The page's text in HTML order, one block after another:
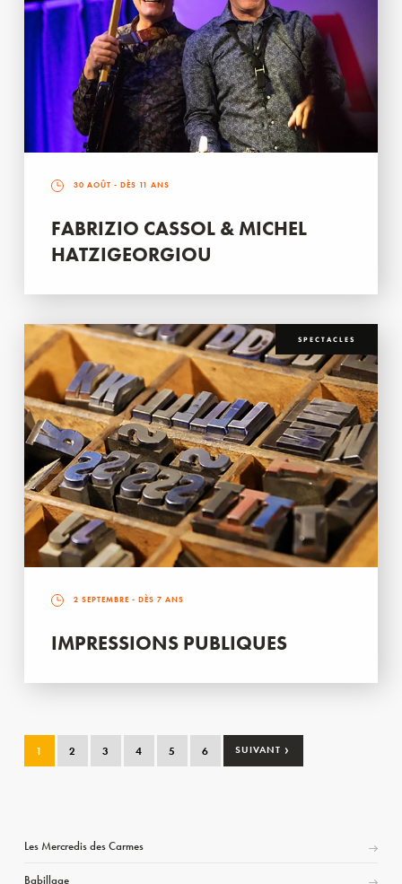
30 AOÛT - DÈS 11 ANS
FABRIZIO CASSOL & MICHEL
HATZIGEORGIOU
SPECTACLES
2 SEPTEMBRE - DÈS 7 ANS
IMPRESSIONS PUBLIQUES
1 2 3 4 5 6 SUIVANT ›
Les Mercredis des Carmes
Babillage